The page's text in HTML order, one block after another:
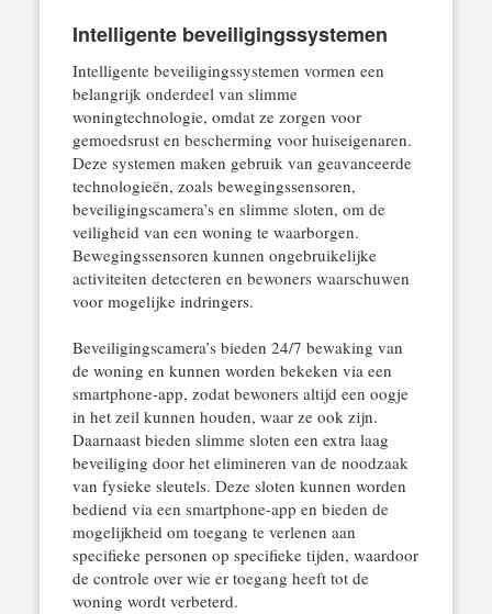
Intelligente beveiligingssystemen
Intelligente beveiligingssystemen vormen een
belangrijk onderdeel van slimme
woningtechnologie, omdat ze zorgen voor
gemoedsrust en bescherming voor huiseigenaren.
Deze systemen maken gebruik van geavanceerde
technologieën, zoals bewegingssensoren,
beveiligingscamera’s en slimme sloten, om de
veiligheid van een woning te waarborgen.
Bewegingssensoren kunnen ongebruikelijke
activiteiten detecteren en bewoners waarschuwen
voor mogelijke indringers.
Beveiligingscamera’s bieden 24/7 bewaking van
de woning en kunnen worden bekeken via een
smartphone-app, zodat bewoners altijd een oogje
in het zeil kunnen houden, waar ze ook zijn.
Daarnaast bieden slimme sloten een extra laag
beveiliging door het elimineren van de noodzaak
van fysieke sleutels. Deze sloten kunnen worden
bediend via een smartphone-app en bieden de
mogelijkheid om toegang te verlenen aan
specifieke personen op specifieke tijden, waardoor
de controle over wie er toegang heeft tot de
woning wordt verbeterd.